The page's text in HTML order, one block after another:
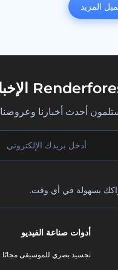
المزيد
أحدث أخبارنا وعروضنا
بسهولة في أي وقت.
أدوات صناعة الفيديو
تجسيد بصري للموسيقى مجانًا